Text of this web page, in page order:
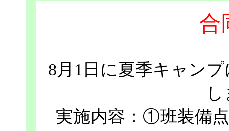
合
8月1日に夏季キャン
実施内容：①班装備